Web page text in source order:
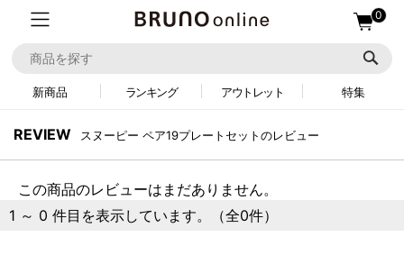
0
新商品 ランキング アウトレット 特集
REVIEW スヌーピー ペア19プレートセットのレビュー
この商品のレビューはまだありません。
1 ～ 0 件目を表示しています。（全0件）